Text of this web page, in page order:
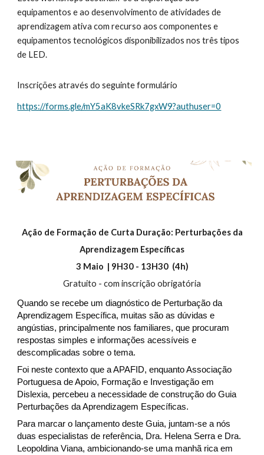
equipamentos e ao desenvolvimento de atividades de
aprendizagem ativa com recurso aos componentes e
equipamentos tecnológicos disponibilizados nos três tipos
de LED.
Inscrições através do seguinte formulário
https://forms.gle/mY5aK8vkeSRk7gxW9?authuser=0
Ação de Formação de Curta Duração: Perturbações da
Aprendizagem Específicas
3 Maio | 9H30 - 13H30 (4h)
Gratuito - com inscrição obrigatória
Quando se recebe um diagnóstico de Perturbação da
Aprendizagem Específica, muitas são as dúvidas e
angústias, principalmente nos familiares, que procuram
respostas simples e informações acessíveis e
descomplicadas sobre o tema.
Foi neste contexto que a APAFID, enquanto Associação
Portuguesa de Apoio, Formação e Investigação em
Dislexia, percebeu a necessidade de construção do Guia
Perturbações da Aprendizagem Específicas.
Para marcar o lançamento deste Guia, juntam-se a nós
duas especialistas de referência, Dra. Helena Serra e Dra.
Leopoldina Viana, ambicionando-se uma manhã rica em